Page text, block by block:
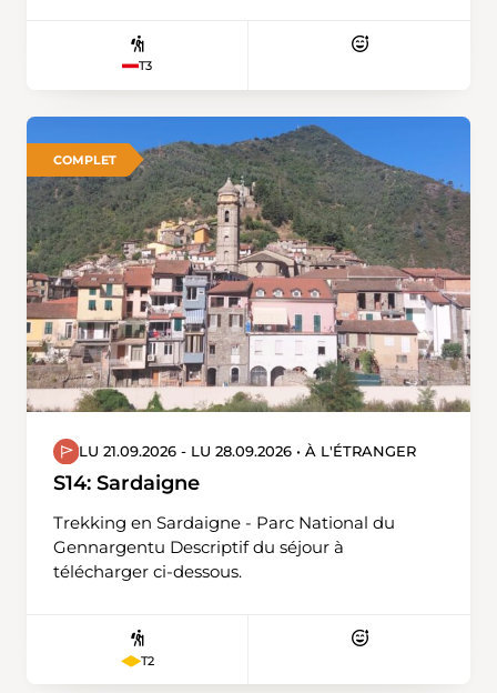
langjährigen Jäger machen wir uns auf den
Weg ins Val Mingèr. Am Morgen, wenn es noch
Hirsche zu erspähen und zu hören. Unterwegs
erfahren wir zudem Wissenswertes über die
Natur im Nationalpark und weitere Wildtiere
des Alpenraums.
T3
COMPLET
LU 21.09.2026 - LU 28.09.2026 • À L'ÉTRANGER
S14: Sardaigne
Trekking en Sardaigne - Parc National du
Gennargentu Descriptif du séjour à
télécharger ci-dessous.
T2